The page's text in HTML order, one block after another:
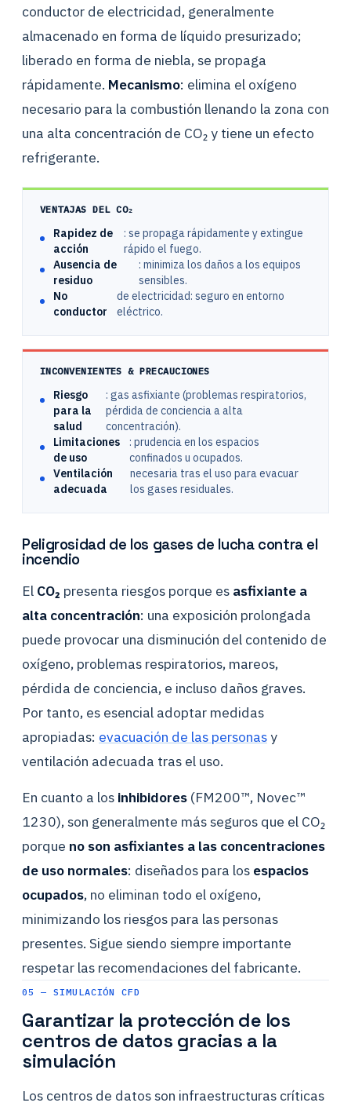
conductor de electricidad, generalmente
almacenado en forma de líquido presurizado;
liberado en forma de niebla, se propaga
rápidamente. Mecanismo: elimina el oxígeno
necesario para la combustión llenando la zona con
una alta concentración de CO₂ y tiene un efecto
refrigerante.
VENTAJAS DEL CO₂
Rapidez de
acción
: se propaga rápidamente y extingue
rápido el fuego.
Ausencia de
residuo
: minimiza los daños a los equipos
sensibles.
No
conductor
de electricidad: seguro en entorno
eléctrico.
INCONVENIENTES & PRECAUCIONES
Riesgo
para la
salud
: gas asfixiante (problemas respiratorios,
pérdida de conciencia a alta
concentración).
Limitaciones
de uso
: prudencia en los espacios
confinados u ocupados.
Ventilación
adecuada
necesaria tras el uso para evacuar
los gases residuales.
Peligrosidad de los gases de lucha contra el
incendio
El CO₂ presenta riesgos porque es asfixiante a
alta concentración: una exposición prolongada
puede provocar una disminución del contenido de
oxígeno, problemas respiratorios, mareos,
pérdida de conciencia, e incluso daños graves.
Por tanto, es esencial adoptar medidas
apropiadas: evacuación de las personasy
ventilación adecuada tras el uso.
En cuanto a los inhibidores (FM200™, Novec™
1230), son generalmente más seguros que el CO₂
porque no son asfixiantes a las concentraciones
de uso normales: diseñados para los espacios
ocupados, no eliminan todo el oxígeno,
minimizando los riesgos para las personas
presentes. Sigue siendo siempre importante
respetar las recomendaciones del fabricante.
05 — SIMULACIÓN CFD
Garantizar la protección de los
centros de datos gracias a la
simulación
Los centros de datos son infraestructuras críticas